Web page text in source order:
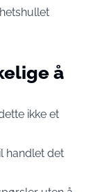
å
ikke et
handlet det